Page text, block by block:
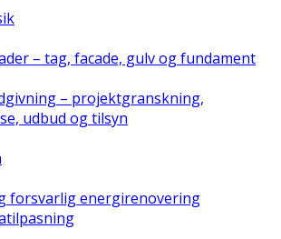
– tag, facade, gulv og fundament
– projektgranskning,
udbud og tilsyn
forsvarlig energirenovering